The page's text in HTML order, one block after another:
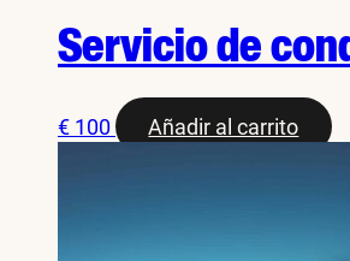
Servicio de
€ 100 Añadir al carrito